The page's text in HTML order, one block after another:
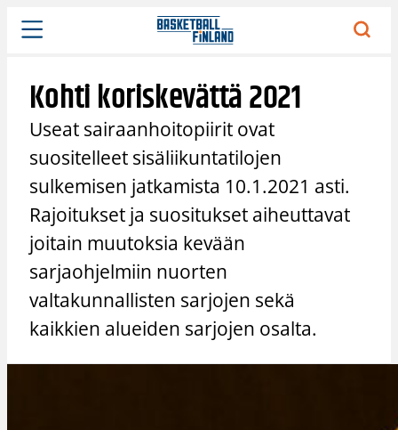
Siirry
sisältöön
Kohti koriskevättä 2021
Useat sairaanhoitopiirit ovat
suositelleet sisäliikuntatilojen
sulkemisen jatkamista 10.1.2021 asti.
Rajoitukset ja suositukset aiheuttavat
joitain muutoksia kevään
sarjaohjelmiin nuorten
valtakunnallisten sarjojen sekä
kaikkien alueiden sarjojen osalta.